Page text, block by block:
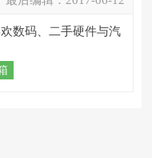
数码、二手硬件与汽